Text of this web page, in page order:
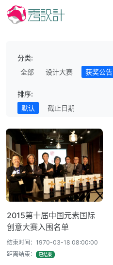
分类:
全部
设计大赛 获奖公告
排序:
默认
截止日期
2015第十届中国元素国际
创意大赛入围名单
结束时间：1970-03-18 08:00:00
距离结束：
已结束